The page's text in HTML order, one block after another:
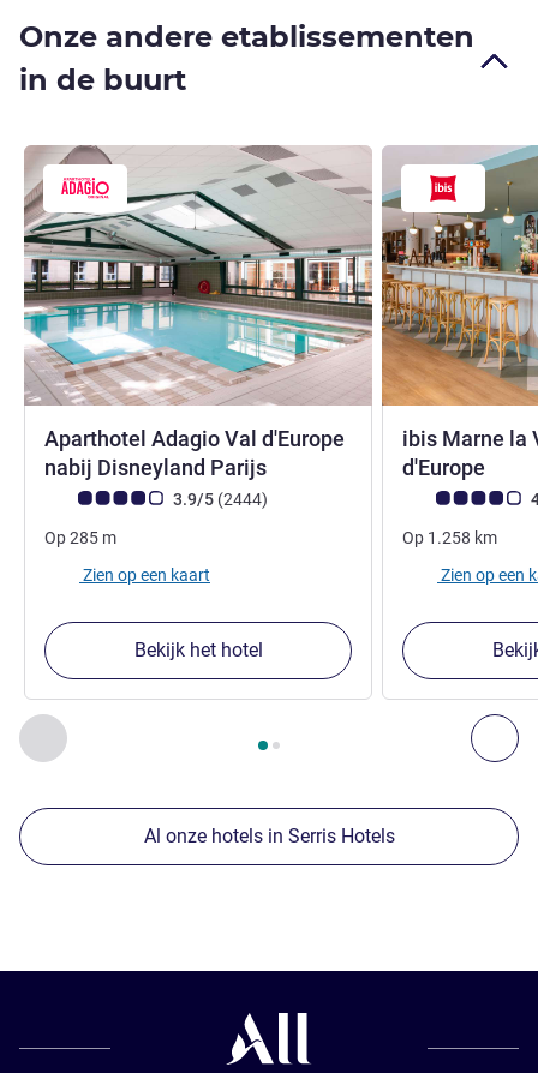
Onze andere etablissementen
in de buurt
Vorige - Onze andere etablissementen in de buurt
Pagina , Onze andere etablissementen in de buurt 1
Aparthotel Adagio Val d'Europe
nabij Disneyland Parijs
Avis-klantbeoordeling (ALL beoordeling)
3.9/5 (2444beoordelingen
)
Op285 m
Zien op een kaart
Bekijk het hotel
ibis Marne la
d'Europe
Avis-
Op 1.258 km
Zien op een
Al onze hotels in Serris Hotels